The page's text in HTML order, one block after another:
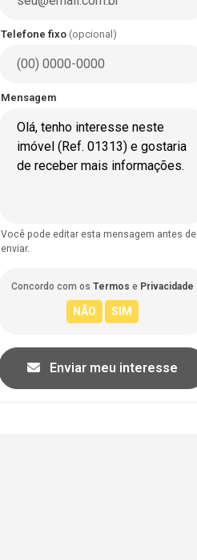
Telefone fixo (opcional)
Mensagem
Você pode editar esta mensagem antes de
enviar.
Concordo com os Termos e Privacidade
Enviar meu interesse